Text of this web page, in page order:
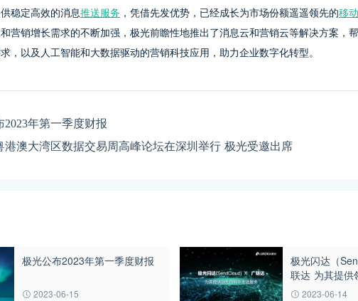
稳定高效的消息推送服务 ，凭借先发优势，已经成长为市场份额遥遥领先的移
营销增长需求的不断加强，极光前瞻性地推出了消息云和营销云等解决方案，
，以及人工智能和大数据驱动的营销科技应用，助力企业数字化转型。
2023年第一季度财报
港澳大湾区数据交易周高峰论坛在深圳举行 极光受邀出席
极光公布2023年第一季度财报
2023-06-15
极光闪达（
联达 为其提供
服务2023-06-14